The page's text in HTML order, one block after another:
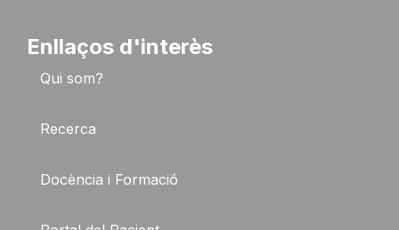
Enllaços d'interès
Qui som?
Recerca
Docència i Formació